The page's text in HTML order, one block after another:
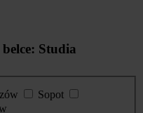
Studia
Sopot